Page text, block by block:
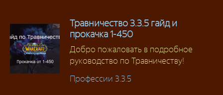
Травничество 3.3.5 гайд и
прокачка 1-450
Добро пожаловать в подробное
руководство по Травничеству!
Профессии 3.3.5